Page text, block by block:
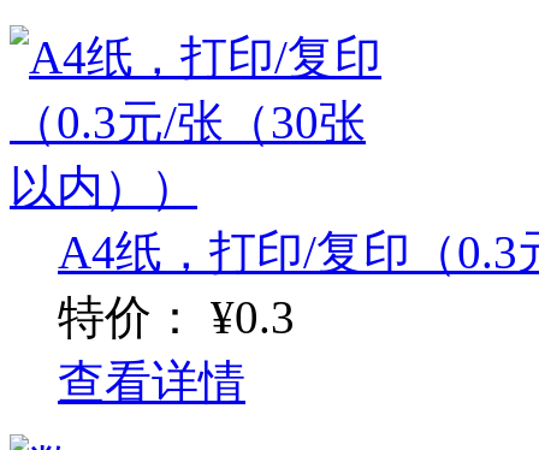
A4纸，打印/复印（0.3
特价：
¥0.3
查看详情